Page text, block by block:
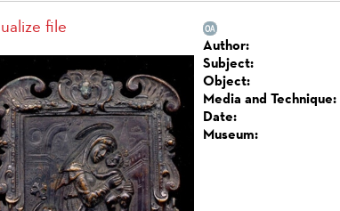
file
Author:
Subject:
Object:
Media and Technique:
Date:
Museum: